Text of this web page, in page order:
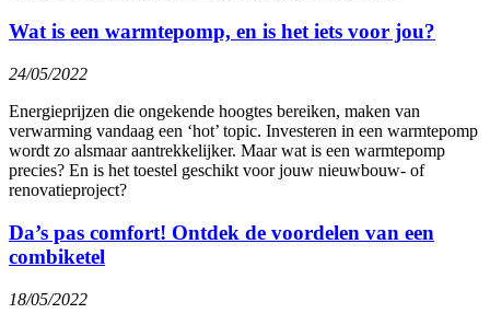
Wat is een warmtepomp, en is het iets voor jou?
24/05/2022
Energieprijzen die ongekende hoogtes bereiken, maken van
verwarming vandaag een ‘hot’ topic. Investeren in een warmtepomp
wordt zo alsmaar aantrekkelijker. Maar wat is een warmtepomp
precies? En is het toestel geschikt voor jouw nieuwbouw- of
renovatieproject?
Da’s pas comfort! Ontdek de voordelen van een
combiketel
18/05/2022